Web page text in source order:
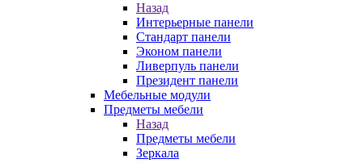
Назад
Интерьерные панели
Стандарт панели
Эконом панели
Ливерпуль панели
Президент панели
Мебельные модули
Предметы мебели
Назад
Предметы мебели
Зеркала